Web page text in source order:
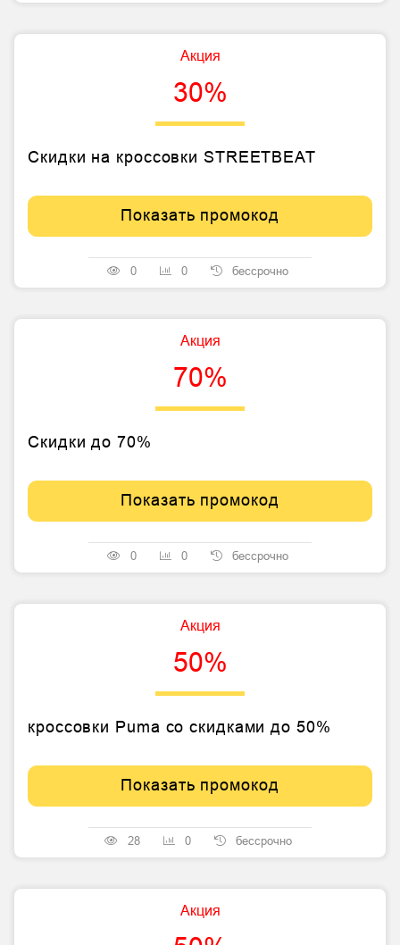
Акция
30%
Скидки на кроссовки STREETBEAT
Показать промокод
0 0 бессрочно
Акция
70%
Скидки до 70%
Показать промокод
0 0 бессрочно
Акция
50%
кроссовки Puma со скидками до 50%
Показать промокод
28 0 бессрочно
Акция